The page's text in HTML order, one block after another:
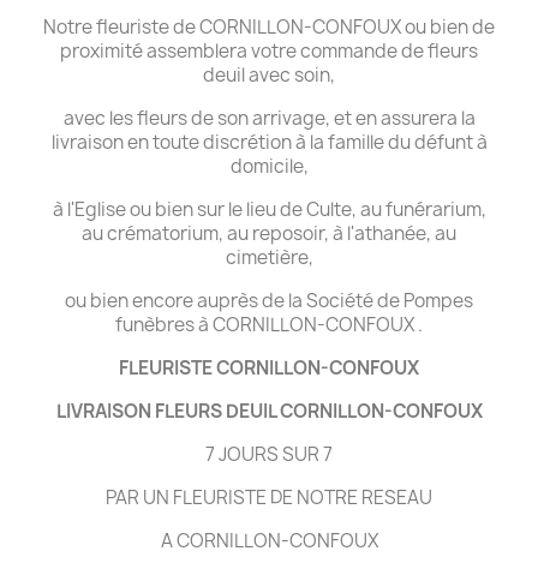
Notre fleuriste de CORNILLON-CONFOUX ou bien de
proximité assemblera votre commande de fleurs
deuil avec soin,
avec les fleurs de son arrivage, et en assurera la
livraison en toute discrétion à la famille du défunt à
domicile,
à l'Eglise ou bien sur le lieu de Culte, au funérarium,
au crématorium, au reposoir, à l'athanée, au
cimetière,
ou bien encore auprès de la Société de Pompes
funèbres à CORNILLON-CONFOUX .
FLEURISTE CORNILLON-CONFOUX
LIVRAISON FLEURS DEUIL CORNILLON-CONFOUX
7 JOURS SUR 7
PAR UN FLEURISTE DE NOTRE RESEAU
A CORNILLON-CONFOUX